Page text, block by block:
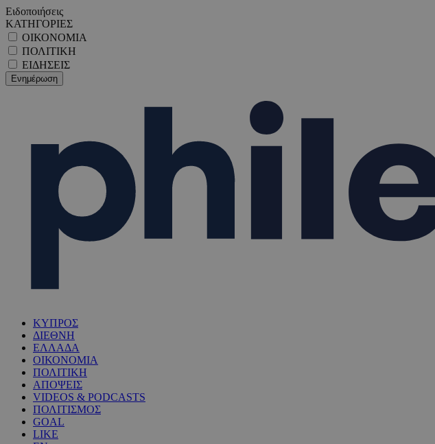
Ειδοποιήσεις
ΚΑΤΗΓΟΡΙΕΣ
ΟΙΚΟΝΟΜΙΑ
ΠΟΛΙΤΙΚΗ
ΕΙΔΗΣΕΙΣ
ΚΥΠΡΟΣ
ΔΙΕΘΝΗ
ΕΛΛΑΔΑ
ΟΙΚΟΝΟΜΙΑ
ΠΟΛΙΤΙΚΗ
ΑΠΟΨΕΙΣ
VIDEOS & PODCASTS
ΠΟΛΙΤΙΣΜΟΣ
GOAL
LIKE